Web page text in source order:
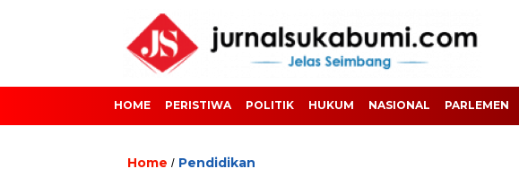
HOME PERISTIWA POLITIK HUKUM NASIONAL PARLEMEN
Home / Pendidikan